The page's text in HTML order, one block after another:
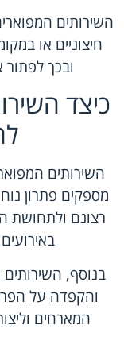
השירותים
חיצוניים או
ובכך
כיצד
השירותים
מספקים פתרון
רצונם ולתחושת
בנוסף,
והקפדה על
המארחים